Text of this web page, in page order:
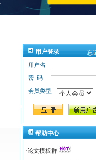
用户登录
忘
用户名
密码
会员类型
帮助中心
·论文模板群